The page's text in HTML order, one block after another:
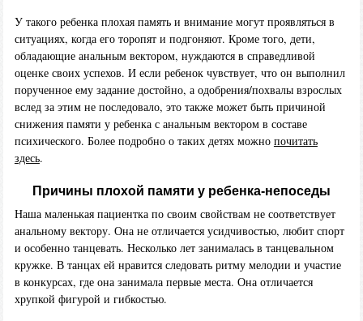
У такого ребенка плохая память и внимание могут проявляться в
ситуациях, когда его торопят и подгоняют. Кроме того, дети,
обладающие анальным вектором, нуждаются в справедливой
оценке своих успехов. И если ребенок чувствует, что он выполнил
порученное ему задание достойно, а одобрения/похвалы взрослых
вслед за этим не последовало, это также может быть причиной
снижения памяти у ребенка с анальным вектором в составе
психического. Более подробно о таких детях можно почитать
здесь.
Причины плохой памяти у ребенка-непоседы
Наша маленькая пациентка по своим свойствам не соответствует
анальному вектору. Она не отличается усидчивостью, любит спорт
и особенно танцевать. Несколько лет занималась в танцевальном
кружке. В танцах ей нравится следовать ритму мелодии и участие
в конкурсах, где она занимала первые места. Она отличается
хрупкой фигурой и гибкостью.